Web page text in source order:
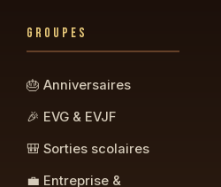
GROUPES
🎂 Anniversaires
🎉 EVG & EVJF
🎒 Sorties scolaires
💼 Entreprise &